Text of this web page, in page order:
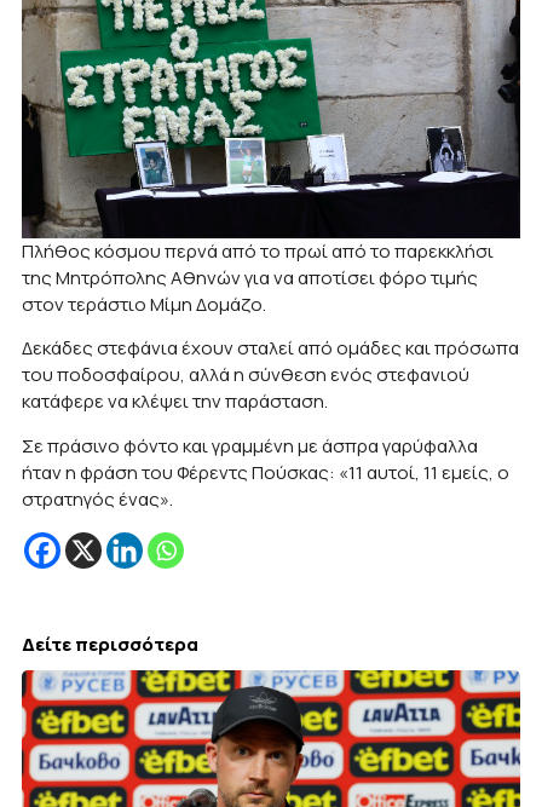
Πλήθος κόσμου περνά από το πρωί από το παρεκκλήσι
της Μητρόπολης Αθηνών για να αποτίσει φόρο τιμής
στον τεράστιο Μίμη Δομάζο.
Δεκάδες στεφάνια έχουν σταλεί από ομάδες και πρόσωπα
του ποδοσφαίρου, αλλά η σύνθεση ενός στεφανιού
κατάφερε να κλέψει την παράσταση.
Σε πράσινο φόντο και γραμμένη με άσπρα γαρύφαλλα
ήταν η φράση του Φέρεντς Πούσκας: «11 αυτοί, 11 εμείς, ο
στρατηγός ένας».
Δείτε περισσότερα